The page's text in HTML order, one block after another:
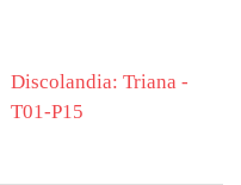
Discolandia: Triana -
T01-P15